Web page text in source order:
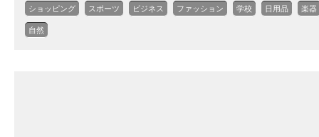
ショッピング スポーツ ビジネス ファッション 学校 日用品 楽器
自然